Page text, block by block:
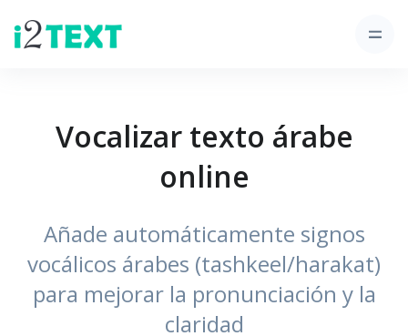
Vocalizar texto árabe
online
Añade automáticamente signos
vocálicos árabes (tashkeel/harakat)
para mejorar la pronunciación y la
claridad